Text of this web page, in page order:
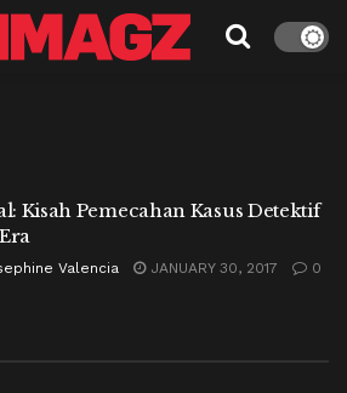
Kisah Pemecahan Kasus Detektif
Valencia JANUARY 30, 2017 0